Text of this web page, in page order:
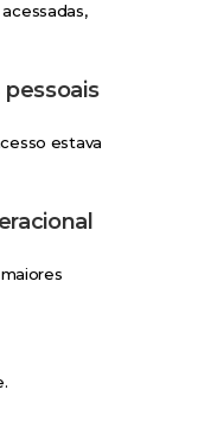
estava